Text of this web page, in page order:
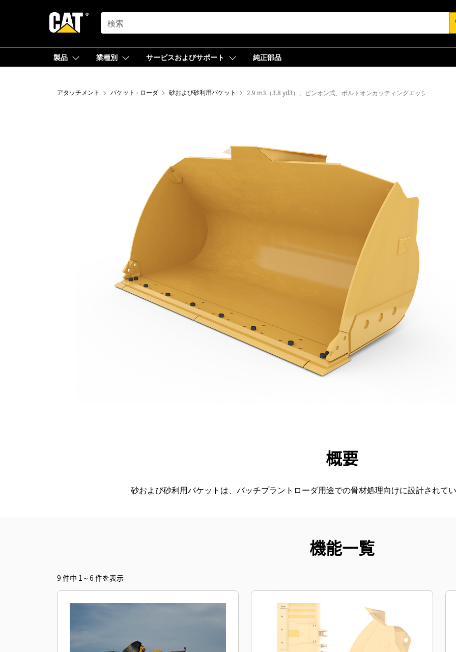
SEARCH
製品 業種別 サービスおよびサポート 純正部品
アタッチメント バケット - ローダ 砂および砂利用バケット 2.9 m3（3.8 yd3）、ピンオン式、ボルトオンカッティングエッジ
ツアー
概要
砂および砂利用バケットは、バッチプラントローダ用途での骨材処理向けに設計されて
機能一覧
9 件中 1～6 件を表示